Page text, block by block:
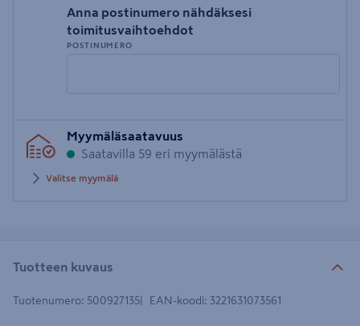
Anna postinumero nähdäksesi
toimitusvaihtoehdot
POSTINUMERO
postinumero
Myymäläsaatavuus
Saatavilla 59 eri myymälästä
Valitse myymälä
Tuotteen kuvaus
Tuotenumero: 500927135 EAN-koodi: 3221631073561